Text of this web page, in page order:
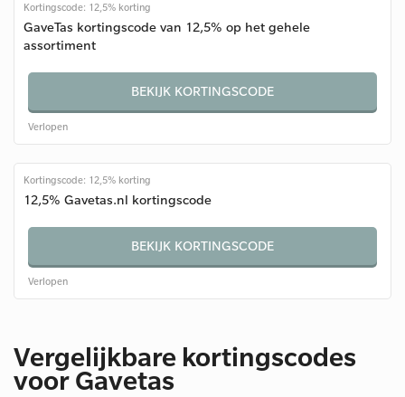
Kortingscode: 12,5% korting
GaveTas kortingscode van 12,5% op het gehele
assortiment
BEKIJK KORTINGSCODE
Verlopen
Kortingscode: 12,5% korting
12,5% Gavetas.nl kortingscode
BEKIJK KORTINGSCODE
Verlopen
Vergelijkbare kortingscodes
voor Gavetas